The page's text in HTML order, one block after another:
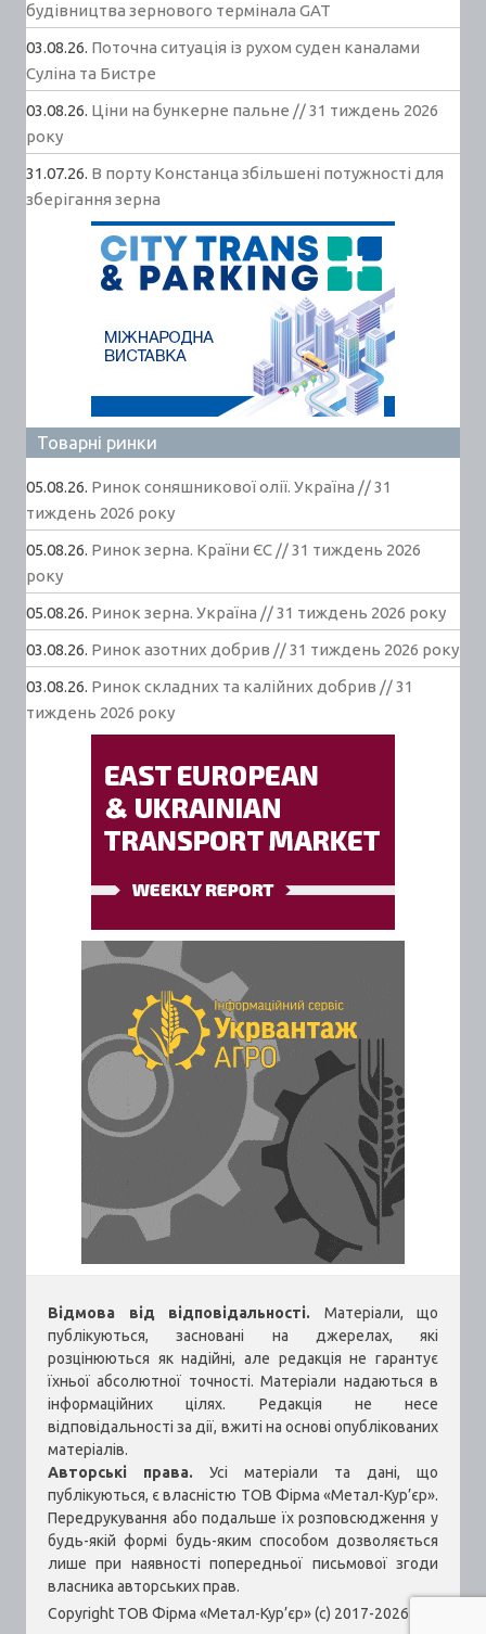
будівництва зернового термінала GAT
03.08.26. Поточна ситуація із рухом суден каналами
Суліна та Бистре
03.08.26. Ціни на бункерне пальне // 31 тиждень 2026
року
31.07.26. В порту Констанца збільшені потужності для
зберігання зерна
Товарні ринки
05.08.26. Ринок соняшникової олії. Україна // 31
тиждень 2026 року
05.08.26. Ринок зерна. Країни ЄС // 31 тиждень 2026
року
05.08.26. Ринок зерна. Україна // 31 тиждень 2026 року
03.08.26. Ринок азотних добрив // 31 тиждень 2026 року
03.08.26. Ринок складних та калійних добрив // 31
тиждень 2026 року
Відмова від відповідальності. Матеріали, що
публікуються, засновані на джерелах, які
розцінюються як надійні, але редакція не гарантує
їхньої абсолютної точності. Матеріали надаються в
інформаційних цілях. Редакція не несе
відповідальності за дії, вжиті на основі опублікованих
матеріалів.
Авторські права. Усі матеріали та дані, що
публікуються, є власністю ТОВ Фірма «Метал-Кур’єр».
Передрукування або подальше їх розповсюдження у
будь-якій формі будь-яким способом дозволяється
лише при наявності попередньої письмової згоди
власника авторських прав.
Copyright ТОВ Фірма «Метал-Кур’єр» (c) 2017-2026